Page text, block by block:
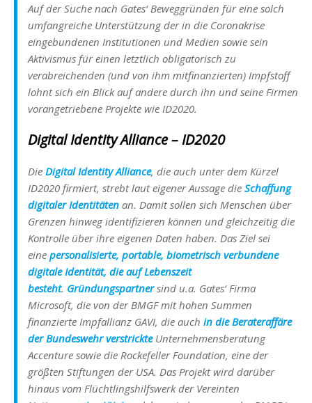
Auf der Suche nach Gates‘ Beweggründen für eine solch
umfangreiche Unterstützung der in die Coronakrise
eingebundenen Institutionen und Medien sowie sein
Aktivismus für einen letztlich obligatorisch zu
verabreichenden (und von ihm mitfinanzierten) Impfstoff
lohnt sich ein Blick auf andere durch ihn und seine Firmen
vorangetriebene Projekte wie ID2020.
Digital Identity Alliance – ID2020
Die Digital Identity Alliance, die auch unter dem Kürzel
ID2020 firmiert, strebt laut eigener Aussage die Schaffung
digitaler Identitäten an. Damit sollen sich Menschen über
Grenzen hinweg identifizieren können und gleichzeitig die
Kontrolle über ihre eigenen Daten haben. Das Ziel sei
eine personalisierte, portable, biometrisch verbundene
digitale Identität, die auf Lebenszeit
besteht. Gründungspartnersind u.a. Gates‘ Firma
Microsoft, die von der BMGF mit hohen Summen
finanzierte Impfallianz GAVI, die auch in die Berateraffäre
der Bundeswehr verstrickteUnternehmensberatung
Accenture sowie die Rockefeller Foundation, eine der
größten Stiftungen der USA. Das Projekt wird darüber
hinaus vom Flüchtlingshilfswerk der Vereinten